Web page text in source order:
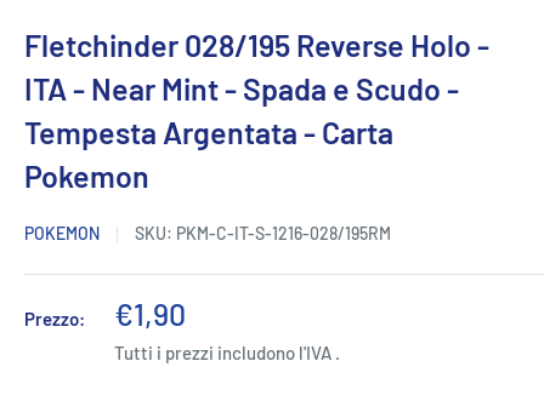
Fletchinder 028/195 Reverse Holo -
ITA - Near Mint - Spada e Scudo -
Tempesta Argentata - Carta
Pokemon
POKEMON SKU: PKM-C-IT-S-1216-028/195RM
Prezzo:
Prezzo
scontato
€1,90
Tutti i prezzi includono l'IVA .